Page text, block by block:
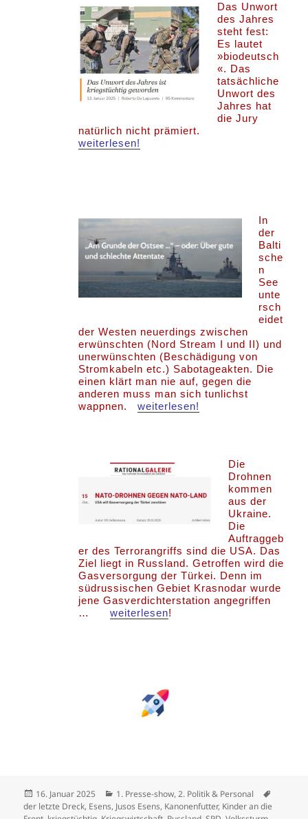
Das Unwort
des Jahres
steht fest:
Es lautet
»biodeutsch
«. Das
tatsächliche
Unwort des
Jahres hat
die Jury
natürlich nicht prämiert.
weiterlesen!
In
der
Balti
sche
n
See
unte
rsch
eidet
der Westen neuerdings zwischen
erwünschten (Nord Stream I und II) und
unerwünschten (Beschädigung von
Stromkabeln etc.) Sabotageakten. Die
einen klärt man nie auf, gegen die
anderen muss man sich tunlichst
wappnen.weiterlesen!
Die
Drohnen
kommen
aus der
Ukraine.
Die
Auftraggeb
er des Terrorangriffs sind die USA. Das
Ziel liegt in Russland. Getroffen wird die
Gasversorgung der Türkei. Denn im
südrussischen Gebiet Krasnodar wurde
jene Gasverdichterstation angegriffen
…weiterlesen!
Veröffentlicht
am
16. Januar 2025 Kategorien
1. Presse-show,2. Politik & Personal
der letzte Dreck, Esens, Jusos Esens, Kanonenfutter, Kinder an die